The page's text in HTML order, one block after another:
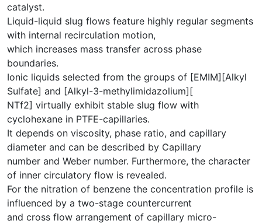
catalyst.
Liquid-liquid slug flows feature highly regular segments
with internal recirculation motion,
which increases mass transfer across phase
boundaries.
Ionic liquids selected from the groups of [EMIM][Alkyl
Sulfate] and [Alkyl-3-methylimidazolium][
NTf2] virtually exhibit stable slug flow with
cyclohexane in PTFE-capillaries.
It depends on viscosity, phase ratio, and capillary
diameter and can be described by Capillary
number and Weber number. Furthermore, the character
of inner circulatory flow is revealed.
For the nitration of benzene the concentration profile is
influenced by a two-stage countercurrent
and cross flow arrangement of capillary micro-